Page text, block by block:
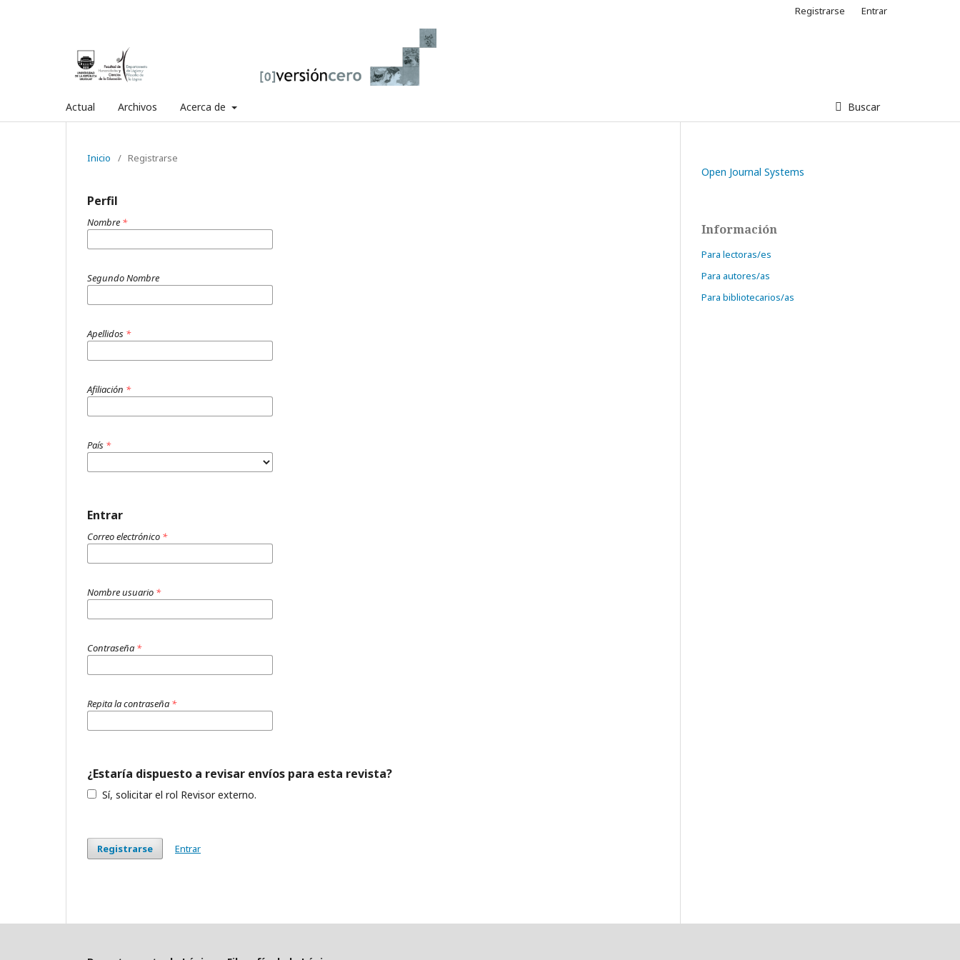
Actual Archivos Acerca de Buscar
Registrarse Entrar
Inicio / Registrarse
Perfil
Nombre *
Segundo Nombre
Apellidos *
Afiliación *
País *
Entrar
Correo electrónico *
Nombre usuario *
Contraseña *
Repita la contraseña *
¿Estaría dispuesto a revisar envíos para esta revista?
Sí, solicitar el rol Revisor externo.
Registrarse Entrar
Open Journal Systems
Información
Para lectoras/es
Para autores/as
Para bibliotecarios/as